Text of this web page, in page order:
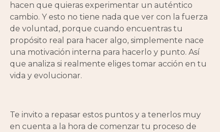
hacen que quieras experimentar un auténtico
cambio. Y esto no tiene nada que ver con la fuerza
de voluntad, porque cuando encuentras tu
propósito real para hacer algo, simplemente nace
una motivación interna para hacerlo y punto. Así
que analiza si realmente eliges tomar acción en tu
vida y evolucionar.
Te invito a repasar estos puntos y a tenerlos muy
en cuenta a la hora de comenzar tu proceso de